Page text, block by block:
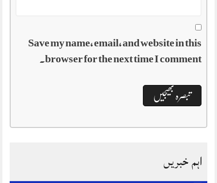
Save my name, email, and website in this
browser for the next time I comment.
اہم خبریں